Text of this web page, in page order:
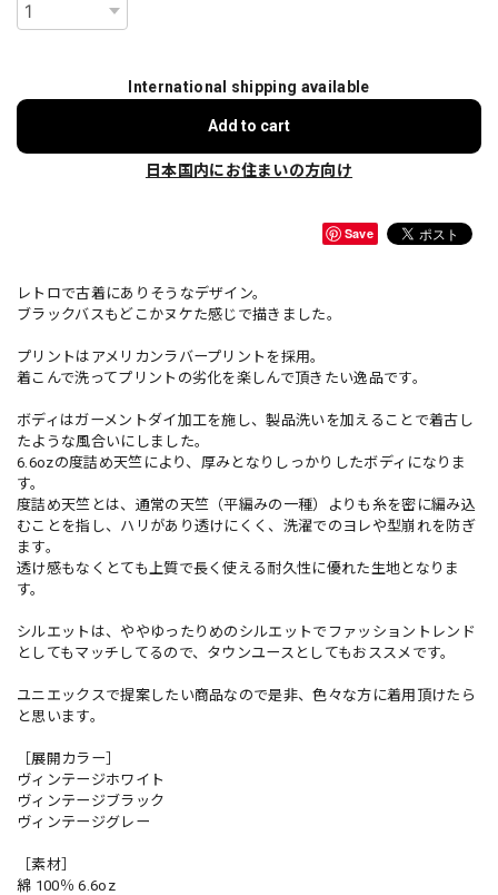
International shipping available
Add to cart
日本国内にお住まいの方向け
Save
レトロで古着にありそうなデザイン。
ブラックバスもどこかヌケた感じで描きました。
プリントはアメリカンラバープリントを採用。
着こんで洗ってプリントの劣化を楽しんで頂きたい逸品です。
ボディはガーメントダイ加工を施し、製品洗いを加えることで着古し
たような風合いにしました。
6.6ozの度詰め天竺により、厚みとなりしっかりしたボディになりま
す。
度詰め天竺とは、通常の天竺（平編みの一種）よりも糸を密に編み込
むことを指し、ハリがあり透けにくく、洗濯でのヨレや型崩れを防ぎ
ます。
透け感もなくとても上質で長く使える耐久性に優れた生地となりま
す。
シルエットは、ややゆったりめのシルエットでファッショントレンド
としてもマッチしてるので、タウンユースとしてもおススメです。
ユニエックスで提案したい商品なので是非、色々な方に着用頂けたら
と思います。
［展開カラー］
ヴィンテージホワイト
ヴィンテージブラック
ヴィンテージグレー
［素材］
綿 100％ 6.6oz